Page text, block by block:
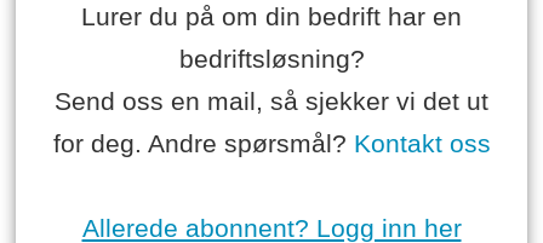
Lurer du på om din bedrift har en
bedriftsløsning?
Send oss en mail, så sjekker vi det ut
for deg. Andre spørsmål? Kontakt oss
Allerede abonnent? Logg inn her